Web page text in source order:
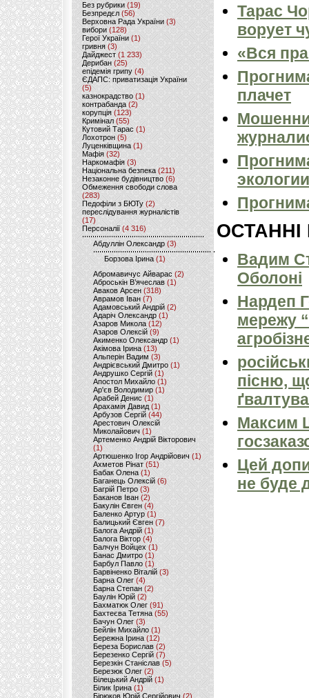
Без рубрики (19)
Безпредєл(56)
Верховна Рада України (3)
вибори(128)
Герої України(1)
гривня (3)
Дайджест (1 233)
Дерибан (25)
епідемія грипу (4)
ЄДАПС: приватизація України
(5)
казнокрадство (1)
контрабанда (2)
корупція (123)
Кримінал (55)
Кутовий Тарас (1)
Лохотрон(5)
Луценківщина (1)
Мафія (32)
Наркомафія (3)
Національна безпека (211)
Незаконне будівництво(6)
Обмеження свободи слова
(283)
Педофіли з БЮТу (2)
переслідування журналістів
(17)
Персоналії (4 316)
Абдуллін Олександр (3)
Борзова Ірина(1)
Абромавичус Айварас (2)
Аброськін В’ячеслав(1)
Аваков Арсен (318)
Аврамов Іван (7)
Адамовський Андрій(2)
Адаріч Олександр (1)
Азаров Микола (12)
Азаров Олексій (9)
Акименко Олександр(1)
Акімова Ірина(13)
Альперін Вадим (3)
Андрієвський Дмитро(1)
Андрушко Сергій(1)
Апостол Михайло(1)
Ар'єв Володимир (1)
Арабей Денис(1)
Арахамія Давид (1)
Арбузов Сергій (44)
Арестович Олексій
Миколайович(1)
Артеменко Андрій Вікторович
(1)
Артюшенко Ігор Андрійович(1)
Ахметов Рінат(51)
Бабак Олена(1)
Баганець Олексій(6)
Багрій Петро (3)
Баканов Іван(2)
Бакулін Євген (4)
Баленко Артур(1)
Балицький Євген(7)
Балога Андрій (1)
Балога Віктор (4)
Балчун Войцех (1)
Банас Дмитро (1)
Барбул Павло(1)
Барвіненко Віталій(3)
Барна Олег (4)
Барна Степан (2)
Баулін Юрій (2)
Бахматюк Олег (91)
Бахтеєва Тетяна(55)
Бачун Олег (3)
Бейлін Михайло (1)
Бережна Ірина(12)
Береза Борислав(2)
Березенко Сергій (7)
Березкін Станіслав (5)
Березюк Олег(2)
Білецький Андрій (1)
Білик Ірина (1)
Бірюков Юрій Сергійович (2)
Тарас
ворует
«Вся
плачет
ОСТАННІ
Вадим
Оболоні
Нардеп
мережу
пісню,
Максим
Цей
не буде